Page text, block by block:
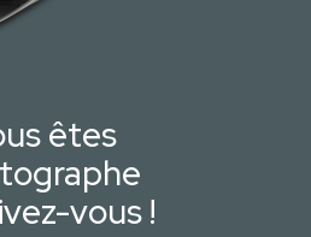
êtes
vous !